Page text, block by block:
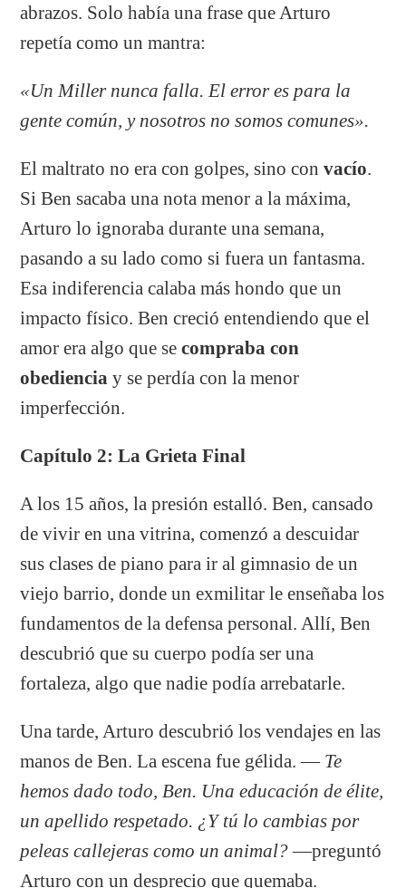
abrazos. Solo había una frase que Arturo
repetía como un mantra:
«Un Miller nunca falla. El error es para la
gente común, y nosotros no somos comunes».
El maltrato no era con golpes, sino convacío.
Si Ben sacaba una nota menor a la máxima,
Arturo lo ignoraba durante una semana,
pasando a su lado como si fuera un fantasma.
Esa indiferencia calaba más hondo que un
impacto físico. Ben creció entendiendo que el
amor era algo que secompraba con
obediencia y se perdía con la menor
imperfección.
Capítulo 2: La Grieta Final
A los 15 años, la presión estalló. Ben, cansado
de vivir en una vitrina, comenzó a descuidar
sus clases de piano para ir al gimnasio de un
viejo barrio, donde un exmilitar le enseñaba los
fundamentos de la defensa personal. Allí, Ben
descubrió que su cuerpo podía ser una
fortaleza, algo que nadie podía arrebatarle.
Una tarde, Arturo descubrió los vendajes en las
manos de Ben. La escena fue gélida. — Te
hemos dado todo, Ben. Una educación de élite,
un apellido respetado. ¿Y tú lo cambias por
peleas callejeras como un animal?—preguntó
Arturo con un desprecio que quemaba.